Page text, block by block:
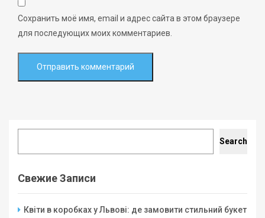
Сохранить моё имя, email и адрес сайта в этом браузере
для последующих моих комментариев.
Search
Свежие Записи
Квіти в коробках у Львові: де замовити стильний букет